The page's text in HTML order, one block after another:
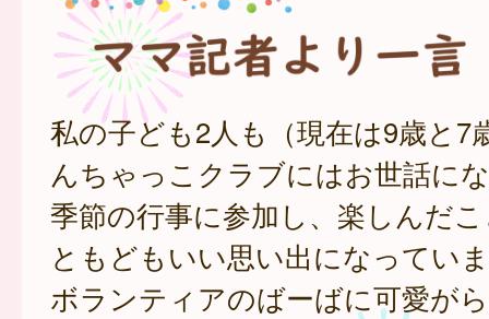
私の子ども2人も（現在は9歳と7
んちゃっこクラブにはお世話に
季節の行事に参加し、楽しんだ
ともどもいい思い出になってい
ボランティアのばーばに可愛が